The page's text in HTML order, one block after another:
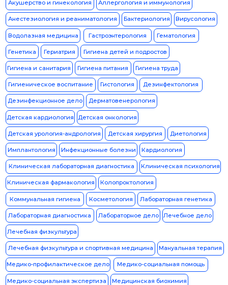
Управление сестринской
Сестринское дело
Судебно-психиатрическая экспертиза
Радиология
Социальная гигиена и организация госсанэпидслужбы
Педиатрия
Неонатология
Оториноларингология
Организация здравоохранения и общественное здоровье
Урология
Сестринское дело в
косметологии
Сурдология-оториноларингология
Радиотерапия
Стоматология детская
Пластическая хирургия
Общая врачебная практика
Трансфузиология
Санитарно-гигиенические лабораторные исследования
Стоматология хирургическая
Психотерапия
Онкология
Неврология
Организация сестринского дела
Сестринское дело в педиатрии
Стоматология общей практики
Профпатология
Ультразвуковая диагностика
Сексология
Стоматология
Пульмонология
Паразитология
Нефрология
Торакальная хирургия
Рентгенэндоваскулярные диагностика и лечение
Стоматология профилактическая
Психиатрия-наркология
Ортодонтия
Скорая медицинская помощь
Рентгенология
Стоматология
ортопедическая
Общая практика
Управление и экономика фармации
Сердечно-сосудистая хирургия
Судебно-медицинская экспертиза
Радиационная гигиена
Скорая неотложная помощь
Патологическая анатомия
Нейрохирургия
Травматология и ортопедия
Рефлексотерапия
Стоматология терапевтическая
Психология
Остеопатия